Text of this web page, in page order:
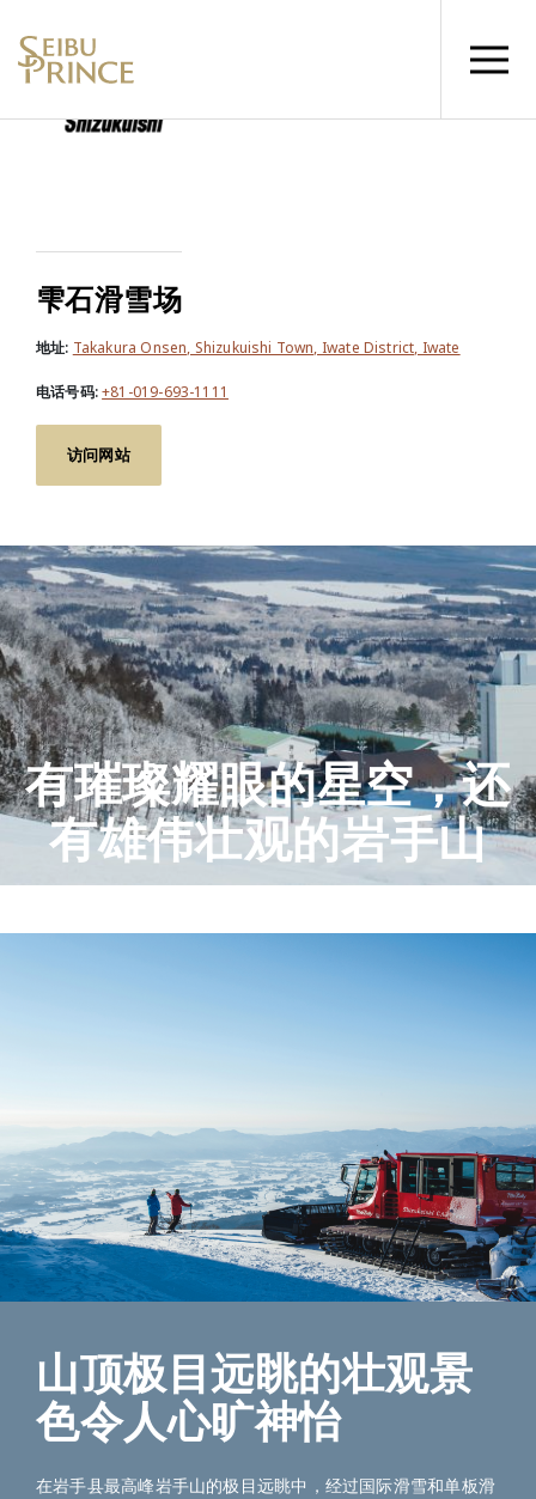
雫石滑雪场
地址: Takakura Onsen, Shizukuishi Town, Iwate District, Iwate
电话号码:+81-019-693-1111
访问网站
有璀璨耀眼的星空，还
有雄伟壮观的岩手山
山顶极目远眺的壮观景
色令人心旷神怡
在岩手县最高峰岩手山的极目远眺中，经过国际滑雪和单板滑